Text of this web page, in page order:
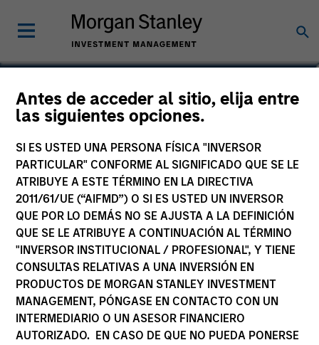
Antes de acceder al sitio, elija entre
las siguientes opciones.
SI ES USTED UNA PERSONA FÍSICA "INVERSOR
PARTICULAR" CONFORME AL SIGNIFICADO QUE SE LE
ATRIBUYE A ESTE TÉRMINO EN LA DIRECTIVA
2011/61/UE (“AIFMD”) O SI ES USTED UN INVERSOR
QUE POR LO DEMÁS NO SE AJUSTA A LA DEFINICIÓN
QUE SE LE ATRIBUYE A CONTINUACIÓN AL TÉRMINO
"INVERSOR INSTITUCIONAL / PROFESIONAL", Y TIENE
CONSULTAS RELATIVAS A UNA INVERSIÓN EN
PRODUCTOS DE MORGAN STANLEY INVESTMENT
MANAGEMENT, PÓNGASE EN CONTACTO CON UN
INTERMEDIARIO O UN ASESOR FINANCIERO
AUTORIZADO. EN CASO DE QUE NO PUEDA PONERSE
Thomas Kamei
Executive Director